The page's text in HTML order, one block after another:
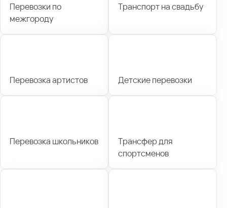
Перевозки по
межгороду
Транспорт на свадьбу
Перевозка артистов Детские перевозки
Перевозка школьников
Трансфер для
спортсменов